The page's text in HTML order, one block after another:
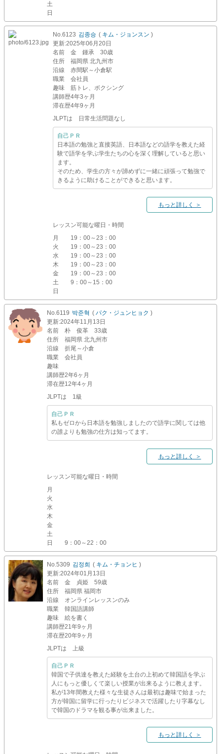
土
日
No.6123 김종승 ( キム・ジョンスン )
更新:2025年06月20日
名前
金 鍾承 30歳
住所
福岡県 北九州市
沿線
赤間駅～小倉駅
職業
会社員
趣味
筋トレ、ボクシング
講師歴4年3ヶ月
滞在歴4年9ヶ月
JLPTは 日常生活問題なし
自己ＰＲ
日本語の勉強と直接英語、日本語などの語学を教えた経
験で語学を学ぶ学生たちの心を深く理解していると思い
ます。
そのため、学生の方々が諦めずに一緒に頑張って勉強で
きるように助けることができると思います。
もっと詳しく ＞
レッスン可能な曜日・時間
月
19：00～23：00
火
19：00～23：00
水
19：00～23：00
木
19：00～23：00
金
19：00～23：00
土
9：00～15：00
日
No.6119 박준혁 ( パク・ジュンヒョク )
更新:2024年11月13日
名前
朴 俊革 33歳
住所
福岡県 北九州市
沿線
折尾～小倉
職業
会社員
趣味
講師歴2年6ヶ月
滞在歴12年4ヶ月
JLPTは 1級
自己ＰＲ
私もゼロから日本語を勉強しましたので語学に関しては他
の誰よりも勉強の仕方は知ってます。
もっと詳しく ＞
レッスン可能な曜日・時間
月
火
水
木
金
土
日
9：00～22：00
No.5309 김정희 ( キム・チョンヒ )
更新:2024年01月13日
名前
金 貞姫 59歳
住所
福岡県 福岡市
沿線
オンラインレッスンのみ
職業
韓国語講師
趣味
絵を書く
講師歴21年9ヶ月
滞在歴20年9ヶ月
JLPTは 上級
自己ＰＲ
韓国で子供達を教えた経験を土台の上初めて韓国語を学ぶ
人にもっと優しくて楽しい授業が出来るように教えます。
私が13年間教えた様々な生徒さんは最初は趣味で始まった
方が韓国に留学に行ったりビジネスで活躍したり字幕なし
で韓国のドラマを観る事が出来ました。
もっと詳しく ＞